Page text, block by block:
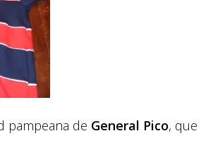
pampeana de General Pico, que